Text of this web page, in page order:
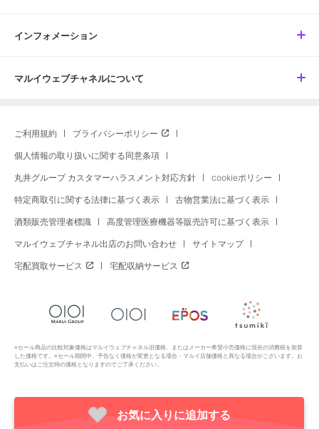
インフォメーション
マルイウェブチャネルについて
ご利用規約 プライバシーポリシー
個人情報の取り扱いに関する同意条項
丸井グループ カスタマーハラスメント対応方針 cookieポリシー
特定商取引に関する法律に基づく表示 古物営業法に基づく表示
酒類販売管理者標識 高度管理医療機器等販売許可に基づく表示
マルイウェブチャネル出店のお問い合わせ サイトマップ
宅配買取サービス 宅配収納サービス
※セール商品の比較対象価格はマルイウェブチャネル旧価格、またはメーカー希望小売価格に現在の消費税を加算
した価格です。※セール期間中、予告なく価格が変更となる場合・マルイ店舗価格と異なる場合がございます。お
支払いはご注文時の価格となりますのでご了承ください。
Copyright All Rights Reserved. MARUI Co., Ltd
お気に入りに追加する